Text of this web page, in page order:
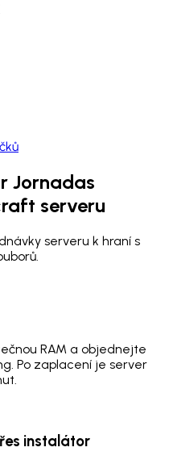
Jornadas
serveru
serveru k hraní s
RAM a objednejte
Po zaplacení je server
instalátor